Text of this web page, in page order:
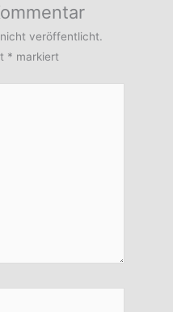
veröffentlicht.
* markiert